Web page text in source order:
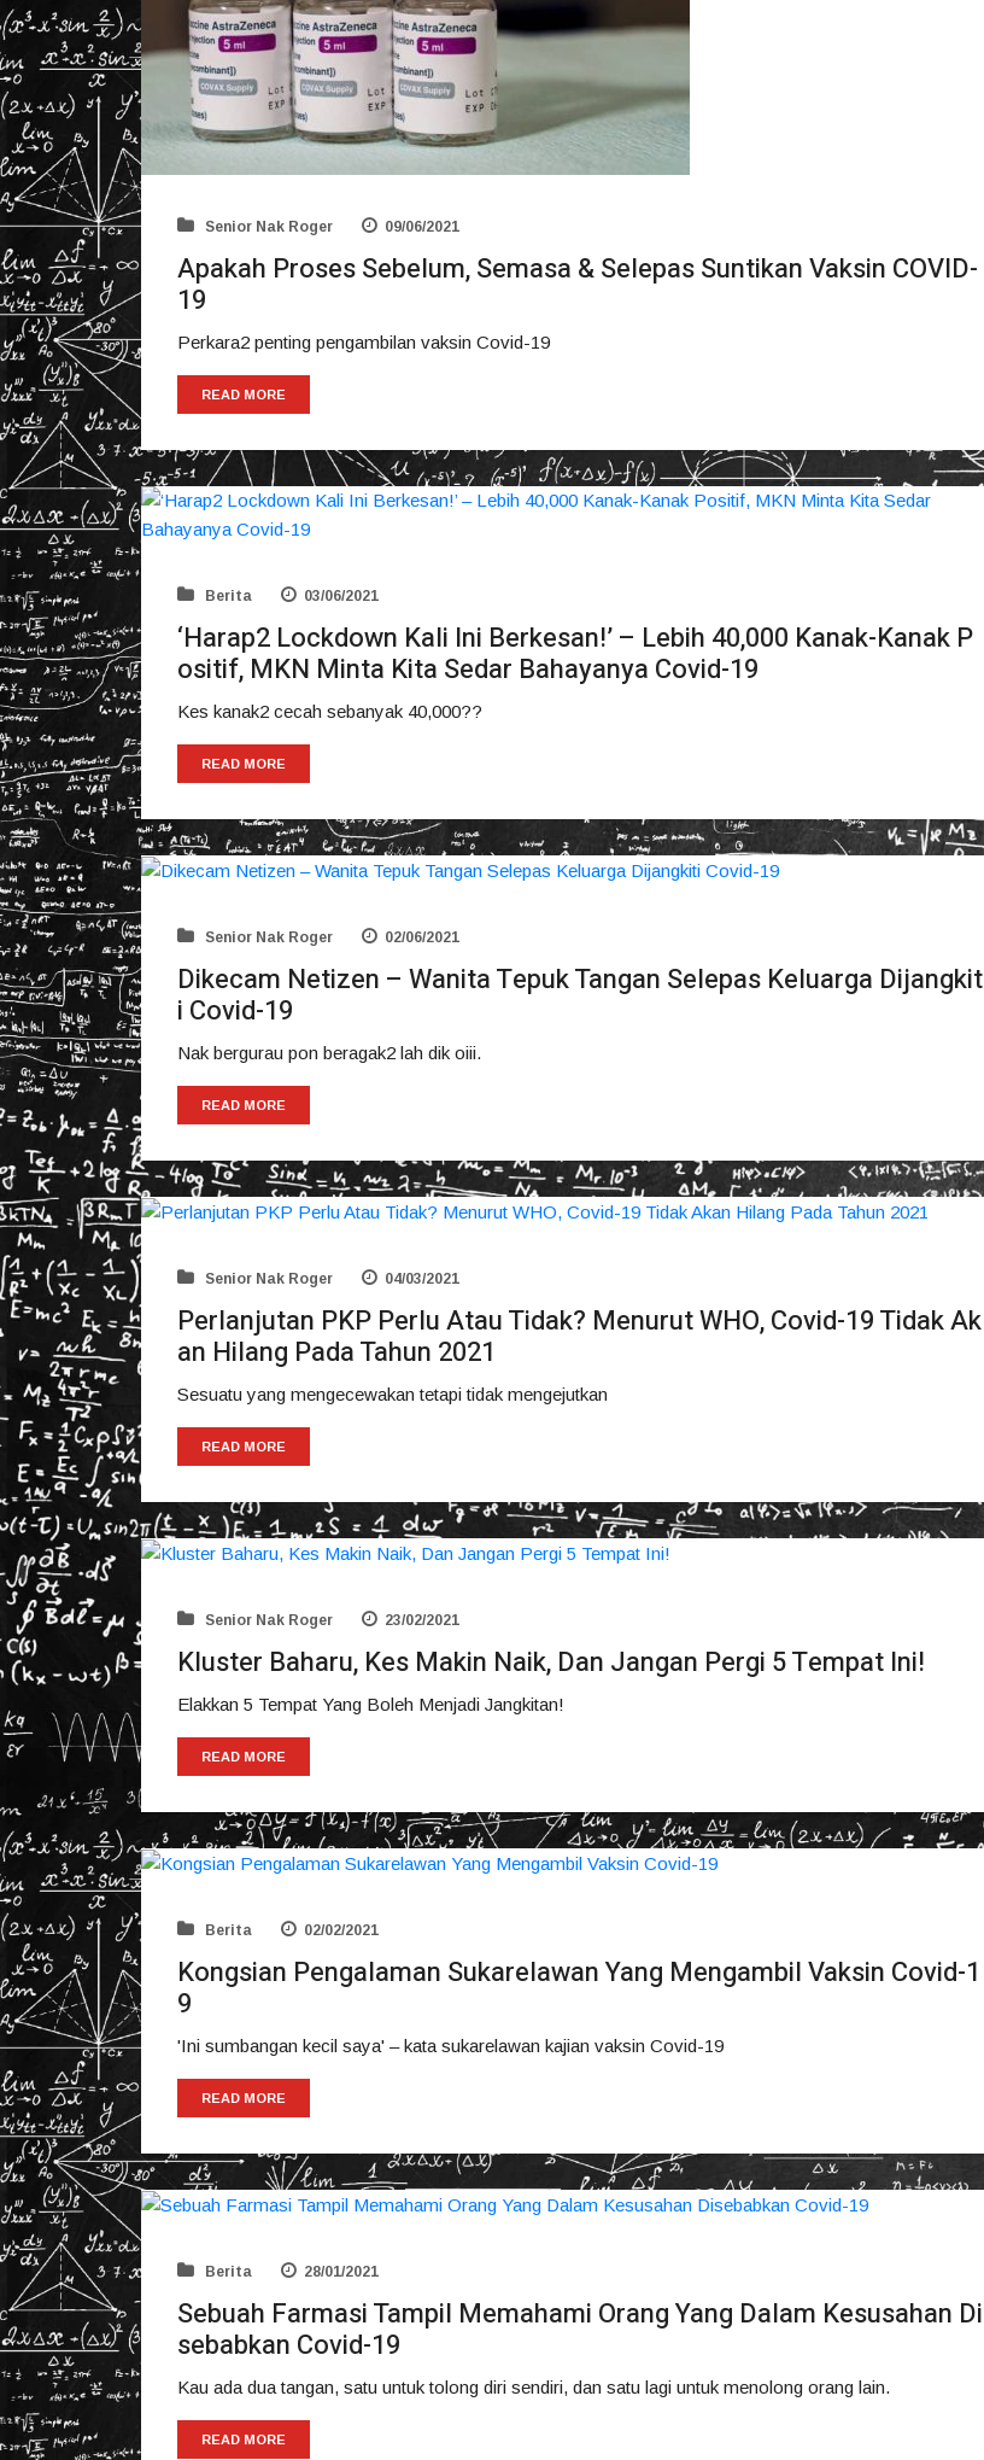
Senior Nak Roger 09/06/2021
Apakah Proses Sebelum, Semasa & Selepas Suntikan Vaksin COVID-
19
Perkara2 penting pengambilan vaksin Covid-19
READ MORE
Berita 03/06/2021
‘Harap2 Lockdown Kali Ini Berkesan!’ – Lebih 40,000 Kanak-Kanak P
ositif, MKN Minta Kita Sedar Bahayanya Covid-19
Kes kanak2 cecah sebanyak 40,000??
READ MORE
Senior Nak Roger 02/06/2021
Dikecam Netizen – Wanita Tepuk Tangan Selepas Keluarga Dijangkit
i Covid-19
Nak bergurau pon beragak2 lah dik oiii.
READ MORE
Senior Nak Roger 04/03/2021
Perlanjutan PKP Perlu Atau Tidak? Menurut WHO, Covid-19 Tidak Ak
an Hilang Pada Tahun 2021
Sesuatu yang mengecewakan tetapi tidak mengejutkan
READ MORE
Senior Nak Roger 23/02/2021
Kluster Baharu, Kes Makin Naik, Dan Jangan Pergi 5 Tempat Ini!
Elakkan 5 Tempat Yang Boleh Menjadi Jangkitan!
READ MORE
Berita 02/02/2021
Kongsian Pengalaman Sukarelawan Yang Mengambil Vaksin Covid-1
9
'Ini sumbangan kecil saya' – kata sukarelawan kajian vaksin Covid-19
READ MORE
Berita 28/01/2021
Sebuah Farmasi Tampil Memahami Orang Yang Dalam Kesusahan Di
sebabkan Covid-19
Kau ada dua tangan, satu untuk tolong diri sendiri, dan satu lagi untuk menolong orang lain.
READ MORE